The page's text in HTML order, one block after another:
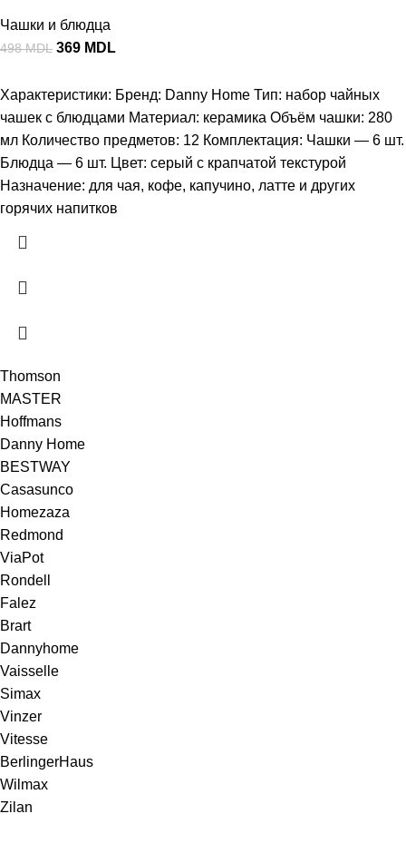
Чашки и блюдца
498MDL 369 MDL
Характеристики: Бренд: Danny Home Тип: набор чайных
чашек с блюдцами Материал: керамика Объём чашки: 280
мл Количество предметов: 12 Комплектация: Чашки — 6 шт.
Блюдца — 6 шт. Цвет: серый с крапчатой текстурой
Назначение: для чая, кофе, капучино, латте и других
горячих напитков
Thomson
MASTER
Hoffmans
Danny Home
BESTWAY
Casasunco
Homezaza
Redmond
ViaPot
Rondell
Falez
Brart
Dannyhome
Vaisselle
Simax
Vinzer
Vitesse
BerlingerHaus
Wilmax
Zilan